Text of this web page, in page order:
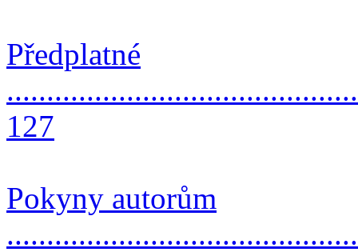
Předplatné
127
Pokyny autorům